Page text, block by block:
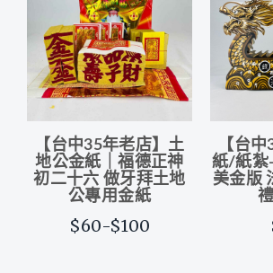
【台中35年老店】土
地公金紙｜福德正神
初二十六 做牙拜土地
公專用金紙
$60-$100
【台
紙/紙紮
美金版